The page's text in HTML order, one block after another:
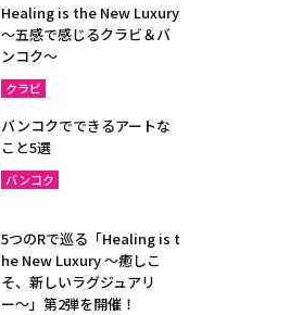
Healing is the New Luxury
～五感で感じるクラビ＆バ
ンコク～
クラビ
バンコクでできるアートな
こと5選
バンコク
5つのRで巡る「Healing is t
he New Luxury ～癒しこ
そ、新しいラグジュアリ
ー〜」第2弾を開催！